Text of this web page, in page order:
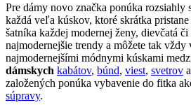
Pre dámy novo značka ponúka rozsiahly
každá veľa kúskov, ktoré skrátka pristane
šatníka každej modernej ženy, dievčatá
najmodernejšie trendy a môžete tak
najmodernejšími módnymi kúskami
dámskych kabátov, búnd, viest, svetrov
založených ponúka vybavenie do fitka
súpravy.